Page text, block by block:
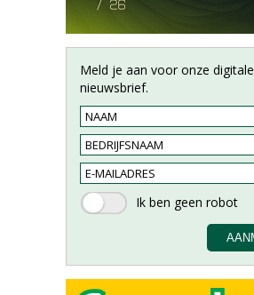
Meld je aan voor onze digitale
nieuwsbrief.